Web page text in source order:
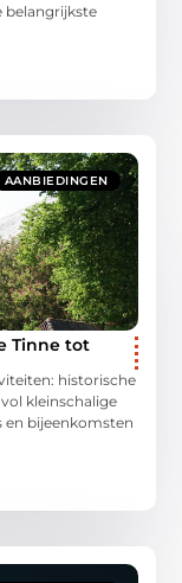
belangrijkste
AANBIEDINGEN
Tinne tot
historische
kleinschalige
en bijeenkomsten